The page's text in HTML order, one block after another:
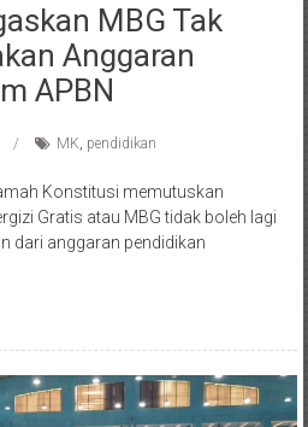
MBG Tak
Anggaran
APBN
MK, pendidikan
Konstitusi memutuskan
Gratis atau MBG tidak boleh lagi
dari anggaran pendidikan